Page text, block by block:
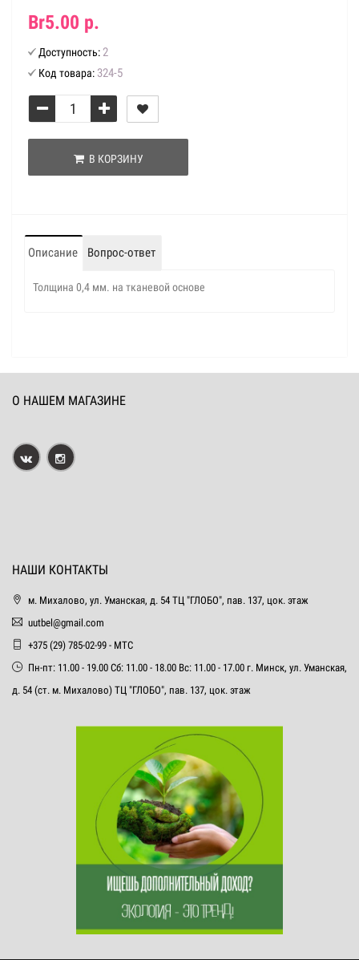
Br5.00 р.
Доступность: 2
Код товара: 324-5
В КОРЗИНУ
Описание Вопрос-ответ
Толщина 0,4 мм. на тканевой основе
О НАШЕМ МАГАЗИНЕ
НАШИ КОНТАКТЫ
м. Михалово, ул. Уманская, д. 54 ТЦ "ГЛОБО", пав. 137, цок. этаж
uutbel@gmail.com
+375 (29) 785-02-99 - МТС
Пн-пт: 11.00 - 19.00 Сб: 11.00 - 18.00 Вс: 11.00 - 17.00 г. Минск, ул. Уманская,
д. 54 (ст. м. Михалово) ТЦ "ГЛОБО", пав. 137, цок. этаж